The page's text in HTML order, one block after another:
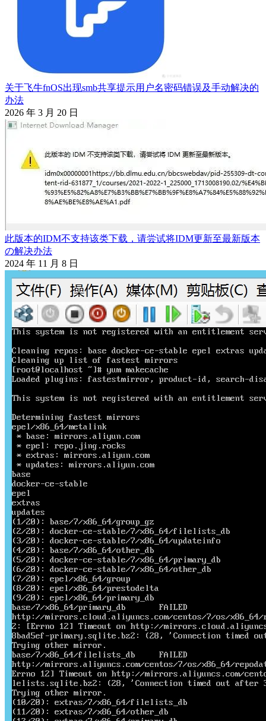
关于飞牛fnOS出现smb共享提示用户名密码错误及手动解决的
办法
2026 年 3 月 20 日
此版本的IDM不支持该类下载，请尝试将IDM更新至最新版本
の解决办法
2024 年 11 月 8 日